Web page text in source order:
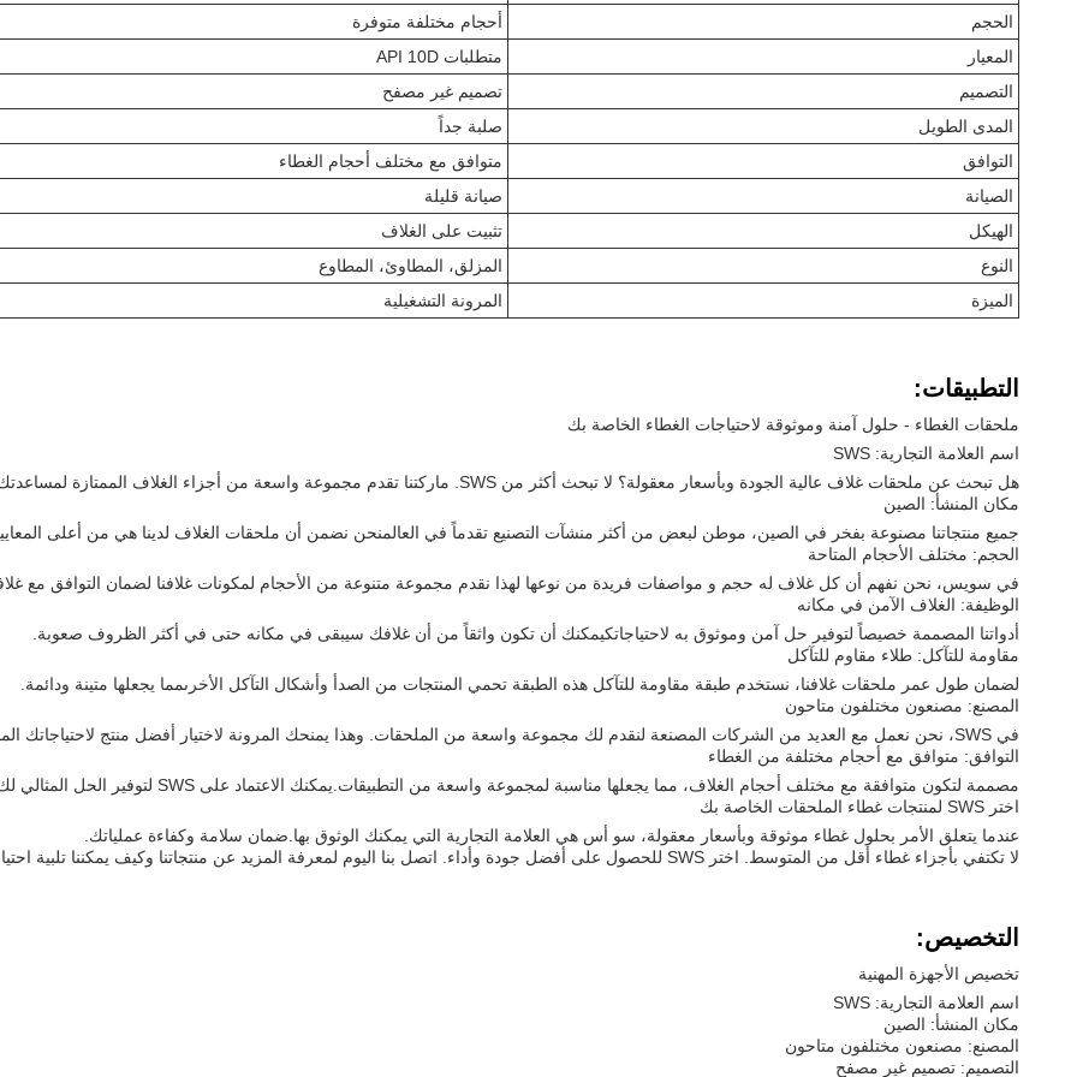
الحجم
أحجام مختلفة متوفرة
المعيار
متطلبات API 10D
التصميم
تصميم غير مصفح
المدى الطويل
صلبة جداً
التوافق
متوافق مع مختلف أحجام الغطاء
الصيانة
صيانة قليلة
الهيكل
تثبيت على الغلاف
النوع
المزلق، المطاوئ، المطاوع
الميزة
المرونة التشغيلية
التطبيقات:
ملحقات الغطاء - حلول آمنة وموثوقة لاحتياجات الغطاء الخاصة بك
اسم العلامة التجارية: SWS
هل تبحث عن ملحقات غلاف عالية الجودة وبأسعار معقولة؟ لا تبحث أكثر من SWS. ماركتنا تقدم مجموعة واسعة من أجزاء الغلاف الممتازة لمساعدتك على تأمين غلافك في مكانه.
مكان المنشأ: الصين
جميع منتجاتنا مصنوعة بفخر في الصين، موطن لبعض من أكثر منشآت التصنيع تقدماً في العالمنحن نضمن أن ملحقات الغلاف لدينا هي من أعلى
الحجم: مختلف الأحجام المتاحة
في سويس، نحن نفهم أن كل غلاف له حجم و مواصفات فريدة من نوعها لهذا نقدم مجموعة متنوعة من الأحجام لمكونات غلافنا لضمان التوافق مع
الوظيفة: الغلاف الآمن في مكانه
أدواتنا المصممة خصيصاً لتوفير حل آمن وموثوق به لاحتياجاتكيمكنك أن تكون واثقاً من أن غلافك سيبقى في مكانه حتى في أكثر الظروف صعوبة.
مقاومة للتآكل: طلاء مقاوم للتآكل
لضمان طول عمر ملحقات غلافنا، نستخدم طبقة مقاومة للتآكل هذه الطبقة تحمي المنتجات من الصدأ وأشكال التآكل الأخرىمما يجعلها متينة ودائمة.
المصنع: مصنعون مختلفون متاحون
في SWS، نحن نعمل مع العديد من الشركات المصنعة لنقدم لك مجموعة واسعة من الملحقات. وهذا يمنحك المرونة لاختيار أفضل منتج لاحتياجاتك المحددة وميزانيتك.
التوافق: متوافق مع أحجام مختلفة من الغطاء
مصممة لتكون متوافقة مع مختلف أحجام الغلاف، مما يجعلها مناسبة لمجموعة واسعة من التطبيقات.يمكنك الاعتماد على SWS لتوفير الحل المثالي لك.
اختر SWS لمنتجات غطاء الملحقات الخاصة بك
عندما يتعلق الأمر بحلول غطاء موثوقة وبأسعار معقولة، سو أس هي العلامة التجارية التي يمكنك الوثوق بها.ضمان سلامة وكفاءة عملياتك.
لا تكتفي بأجزاء غطاء أقل من المتوسط. اختر SWS للحصول على أفضل جودة وأداء. اتصل بنا اليوم لمعرفة المزيد عن منتجاتنا وكيف يمكننا تلبية احتياجاتك الغطاء.
التخصيص:
تخصيص الأجهزة المهنية
اسم العلامة التجارية: SWS
مكان المنشأ: الصين
المصنع: مصنعون مختلفون متاحون
التصميم: تصميم غير مصفح